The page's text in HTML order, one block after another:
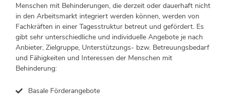
Menschen mit Behinderungen, die derzeit oder dauerhaft nicht
in den Arbeitsmarkt integriert werden können, werden von
Fachkräften in einer Tagesstruktur betreut und gefördert. Es
gibt sehr unterschiedliche und individuelle Angebote je nach
Anbieter, Zielgruppe, Unterstützungs- bzw. Betreuungsbedarf
und Fähigkeiten und Interessen der Menschen mit
Behinderung:
Basale Förderangebote